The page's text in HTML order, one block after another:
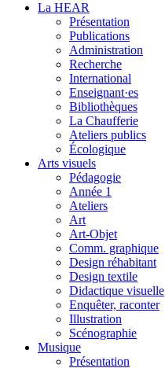
La HEAR
Présentation
Publications
Administration
Recherche
International
Enseignant·es
Bibliothèques
La Chaufferie
Ateliers publics
Écologique
Arts visuels
Pédagogie
Année 1
Ateliers
Art
Art-Objet
Comm. graphique
Design réhabitant
Design textile
Didactique visuelle
Enquêter, raconter
Illustration
Scénographie
Musique
Présentation